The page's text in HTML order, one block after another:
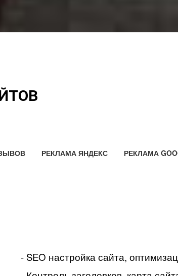
РЕКЛАМА ЯНДЕКС РЕКЛАМА
- SEO настройка сайта,